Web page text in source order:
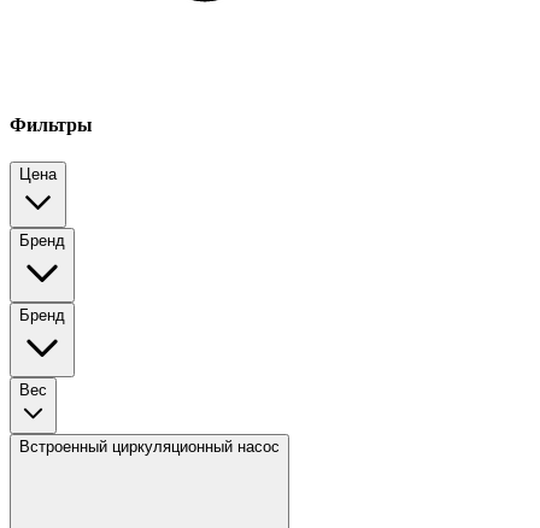
Фильтры
Цена
Бренд
Бренд
Вес
Встроенный циркуляционный насос